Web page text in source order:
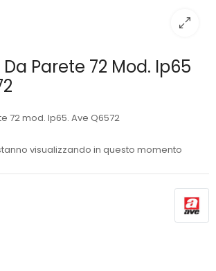
Parete 72 Mod. Ip65
72 mod. Ip65. Ave Q6572
visualizzando in questo momento